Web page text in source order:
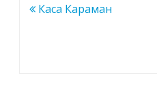
Навигация
Каса Караман